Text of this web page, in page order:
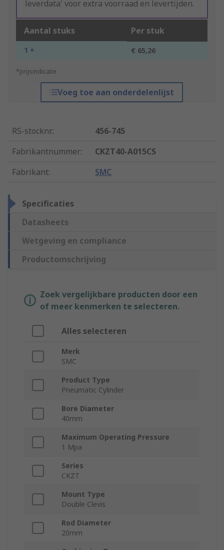
leverdata' voor extra voorraad en levertijden.
Aantal stuks Per stuk
1 + € 65,26
*prijsindicatie
Voeg toe aan onderdelenlijst
RS-stocknr.:
456-745
Fabrikantnummer:
CKZT40-A015CS
Fabrikant: SMC
Specificaties
Datasheets
Wetgeving en compliance
Productomschrijving
Zoek vergelijkbare producten door een
of meer kenmerken te selecteren.
Alles selecteren
Merk
SMC
Product Type
Pneumatic Cylinder
Bore Diameter
40mm
Maximum Operating Pressure
1 Mpa
Series
CKZT
Mount Type
Double Clevis
Rod Diameter
20mm